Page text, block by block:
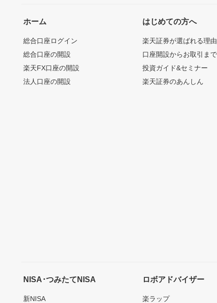
ホーム
総合口座ログイン
総合口座の開設
楽天FX口座の開設
法人口座の開設
はじめての方へ
楽天証券が選ばれる理由
口座開設からお取引ま
投資ガイド&セミナー
楽天証券のあんしん
NISA･つみたてNISA
新NISA
ロボアドバイザー
楽ラップ